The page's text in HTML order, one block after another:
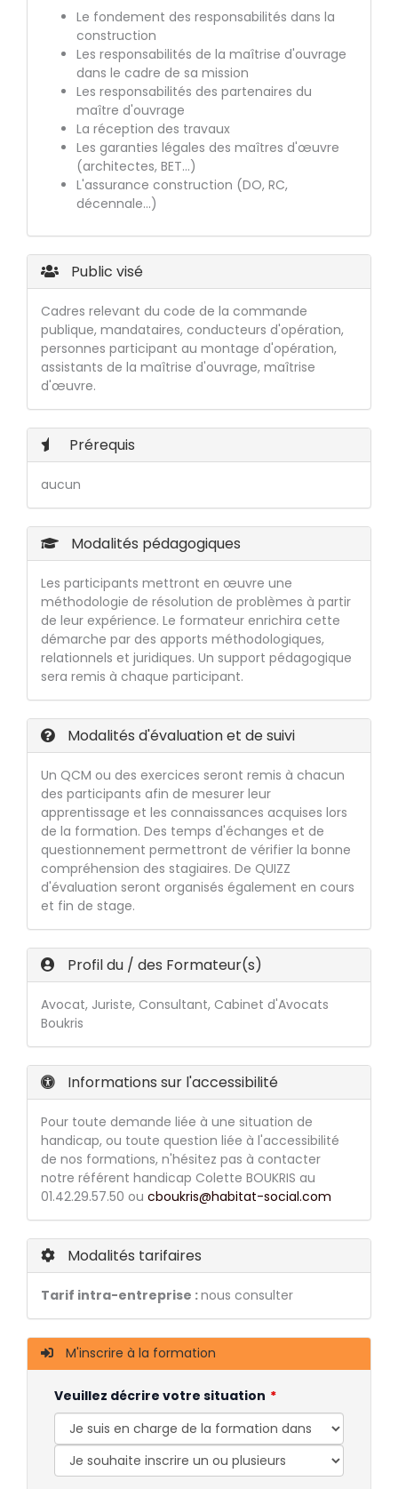
Le fondement des responsabilités dans la
construction
Les responsabilités de la maîtrise d'ouvrage
dans le cadre de sa mission
Les responsabilités des partenaires du
maître d'ouvrage
La réception des travaux
Les garanties légales des maîtres d'œuvre
(architectes, BET...)
L'assurance construction (DO, RC,
décennale…)
Public visé
Cadres relevant du code de la commande
publique, mandataires, conducteurs d'opération,
personnes participant au montage d'opération,
assistants de la maîtrise d'ouvrage, maîtrise
d'œuvre.
Prérequis
aucun
Modalités pédagogiques
Les participants mettront en œuvre une
méthodologie de résolution de problèmes à partir
de leur expérience. Le formateur enrichira cette
démarche par des apports méthodologiques,
relationnels et juridiques. Un support pédagogique
sera remis à chaque participant.
Modalités d'évaluation et de suivi
Un QCM ou des exercices seront remis à chacun
des participants afin de mesurer leur
apprentissage et les connaissances acquises lors
de la formation. Des temps d'échanges et de
questionnement permettront de vérifier la bonne
compréhension des stagiaires. De QUIZZ
d'évaluation seront organisés également en cours
et fin de stage.
Profil du / des Formateur(s)
Avocat, Juriste, Consultant, Cabinet d'Avocats
Boukris
Informations sur l'accessibilité
Pour toute demande liée à une situation de
handicap, ou toute question liée à l'accessibilité
de nos formations, n'hésitez pas à contacter
notre référent handicap Colette BOUKRIS au
01.42.29.57.50 ou cboukris@habitat-social.com
Modalités tarifaires
Tarif intra-entreprise :nous consulter
M'inscrire à la formation
Veuillez décrire votre situation